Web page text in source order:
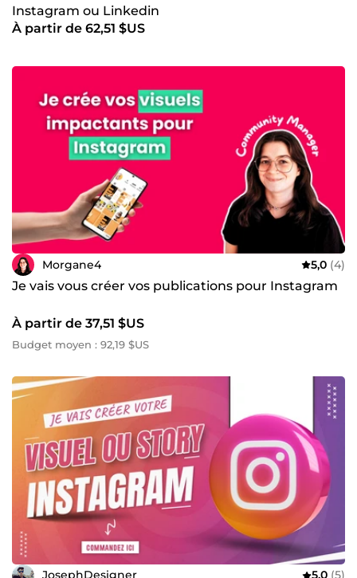
Instagram ou Linkedin
À partir de 62,51 $US
Morgane4 5,0 (4)
Je vais vous créer vos publications pour Instagram
À partir de 37,51 $US
Budget moyen : 92,19 $US
JosephDesigner 5,0 (5)